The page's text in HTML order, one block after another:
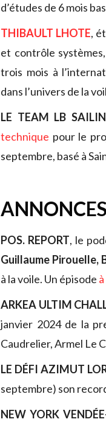
d’études de 6 mois
THIBAULT LHOTE,
et contrôle
trois mois à
dans l’univers de la
LE TEAM LB
technique pour le
septembre, basé à
POS. REPORT, le
Guillaume Pirouelle,
à la voile. Un épisode
ARKEA ULTIM
janvier 2024 de la
Caudrelier, Armel Le
LE DÉFI AZIMUT
septembre) son
NEW YORK